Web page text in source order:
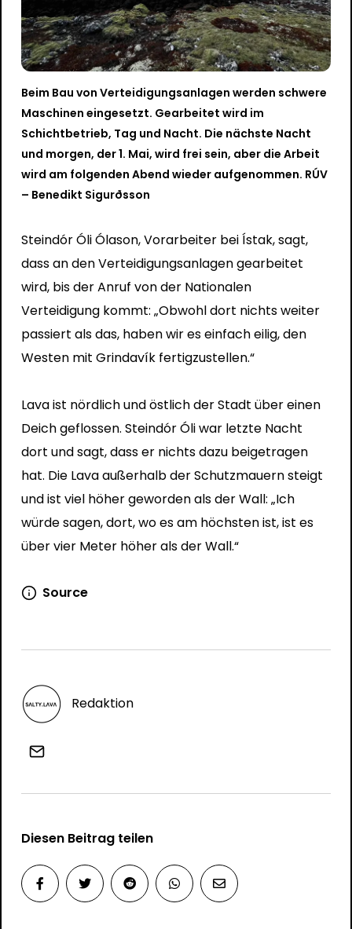
Beim Bau von Verteidigungsanlagen werden schwere
Maschinen eingesetzt. Gearbeitet wird im
Schichtbetrieb, Tag und Nacht. Die nächste Nacht
und morgen, der 1. Mai, wird frei sein, aber die Arbeit
wird am folgenden Abend wieder aufgenommen. RÚV
– Benedikt Sigurðsson
Steindór Óli Ólason, Vorarbeiter bei Ístak, sagt,
dass an den Verteidigungsanlagen gearbeitet
wird, bis der Anruf von der Nationalen
Verteidigung kommt: „Obwohl dort nichts weiter
passiert als das, haben wir es einfach eilig, den
Westen mit Grindavík fertigzustellen.“
Lava ist nördlich und östlich der Stadt über einen
Deich geflossen. Steindór Óli war letzte Nacht
dort und sagt, dass er nichts dazu beigetragen
hat. Die Lava außerhalb der Schutzmauern steigt
und ist viel höher geworden als der Wall: „Ich
würde sagen, dort, wo es am höchsten ist, ist es
über vier Meter höher als der Wall.“
Source
Redaktion
Diesen Beitrag teilen